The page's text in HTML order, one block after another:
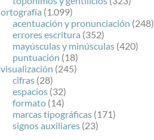
ortografía (1.099)
acentuación y pronunciación (248)
errores escritura (352)
mayúsculas y minúsculas (420)
puntuación (18)
visualización (245)
cifras (28)
espacios (32)
formato (14)
marcas tipográficas (171)
signos auxiliares (23)